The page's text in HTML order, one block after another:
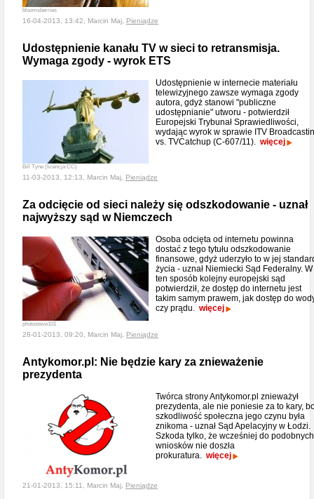
bloomsberries
16-04-2013, 13:42, Marcin Maj, Pieniądze
Udostępnienie kanału TV w sieci to retransmisja.
Wymaga zgody - wyrok ETS
Bill Tyne (licencja CC)
Udostępnienie w internecie materiału
telewizyjnego zawsze wymaga zgody
autora, gdyż stanowi "publiczne
udostępnianie" utworu - potwierdził
Europejski Trybunał Sprawiedliwości,
wydając wyrok w sprawie ITV
vs. TVCatchup (C-607/11). więcej
11-03-2013, 12:13, Marcin Maj, Pieniądze
Za odcięcie od sieci należy się odszkodowanie - uznał
najwyższy sąd w Niemczech
photosteve101
Osoba odcięta od internetu powinna
dostać z tego tytułu odszkodowanie
finansowe, gdyż uderzyło to w jej
życia - uznał Niemiecki Sąd Federalny. W
ten sposób kolejny europejski sąd
potwierdził, że dostęp do internetu jest
takim samym prawem, jak dostęp do
czy prądu. więcej
28-01-2013, 09:20, Marcin Maj, Pieniądze
Antykomor.pl: Nie będzie kary za znieważenie
prezydenta
Twórca strony Antykomor.pl znieważył
prezydenta, ale nie poniesie za to kary,
szkodliwość społeczna jego czynu była
znikoma - uznał Sąd Apelacyjny w Łodzi.
Szkoda tylko, że wcześniej do podobnych
wniosków nie doszła
prokuratura. więcej
21-01-2013, 15:11, Marcin Maj, Pieniądze